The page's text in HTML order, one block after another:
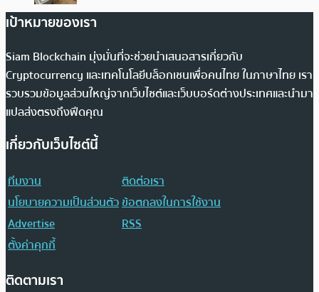
เป้าหมายของเรา
Siam Blockchain มุ่งมั่นที่จะช่วยนำเสนอสารเกี่ยวกับ
Cryptocurrency และเทคโนโลยีบล็อกเชนเพื่อคนไทย ในภาษาไทย เรา
รวบรวมข้อมูลส่วนใหญ่จากเว็บไซต์และเว็บบอร์ดต่างประเทศและนำมา
แปลส่งตรงถึงฟีดคุณ
เกี่ยวกับเว็บไซต์นี้
ทีมงาน
ติดต่อเรา
นโยบายความเป็นส่วนตัวข้อตกลงในการใช้งาน
Advertise
RSS
ตั้งค่าคุกกี้
ติดตามเรา